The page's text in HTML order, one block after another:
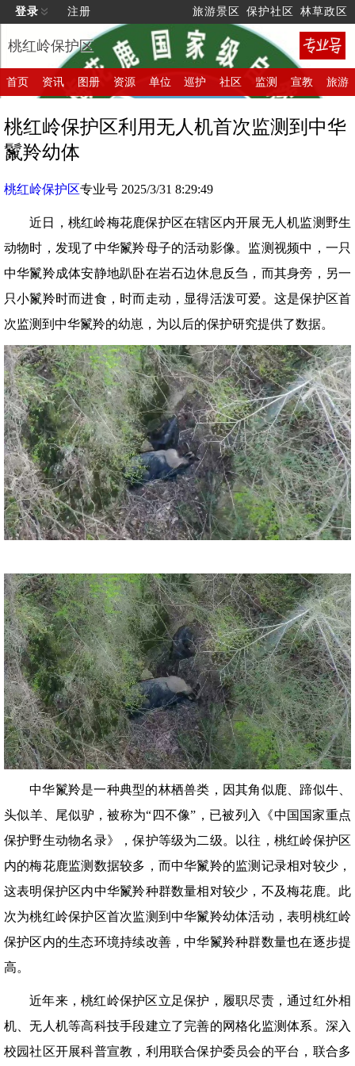
登录 注册 旅游景区 保护社区 林草政区
桃红岭保护区
首页 资讯 图册 资源 单位 巡护 社区 监测 宣教 旅游
桃红岭保护区利用无人机首次监测到中华
鬣羚幼体
桃红岭保护区专业号 2025/3/31 8:29:49
近日，桃红岭梅花鹿保护区在辖区内开展无人机监测野生
动物时，发现了中华鬣羚母子的活动影像。监测视频中，一只
中华鬣羚成体安静地趴卧在岩石边休息反刍，而其身旁，另一
只小鬣羚时而进食，时而走动，显得活泼可爱。这是保护区首
次监测到中华鬣羚的幼崽，为以后的保护研究提供了数据。
中华鬣羚是一种典型的林栖兽类，因其角似鹿、蹄似牛、
头似羊、尾似驴，被称为“四不像”，已被列入《中国国家重点
保护野生动物名录》，保护等级为二级。以往，桃红岭保护区
内的梅花鹿监测数据较多，而中华鬣羚的监测记录相对较少，
这表明保护区内中华鬣羚种群数量相对较少，不及梅花鹿。此
次为桃红岭保护区首次监测到中华鬣羚幼体活动，表明桃红岭
保护区内的生态环境持续改善，中华鬣羚种群数量也在逐步提
高。
近年来，桃红岭保护区立足保护，履职尽责，通过红外相
机、无人机等高科技手段建立了完善的网格化监测体系。深入
校园社区开展科普宣教，利用联合保护委员会的平台，联合多